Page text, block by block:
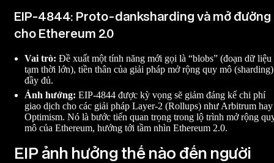
EIP-4844: Proto-danksharding và mở đường
cho Ethereum 2.0
Vai trò: Đề xuất một tính năng mới gọi là “blobs” (đoạn dữ liệu
tạm thời lớn), tiền thân của giải pháp mở rộng quy mô (sharding)
đầy đủ.
Ảnh hưởng: EIP-4844 được kỳ vọng sẽ giảm đáng kể chi phí
giao dịch cho các giải pháp Layer-2 (Rollups) như Arbitrum hay
Optimism. Nó là bước tiến quan trọng trong lộ trình mở rộng
mô của Ethereum, hướng tới tầm nhìn Ethereum 2.0.
EIP ảnh hưởng thế nào đến người